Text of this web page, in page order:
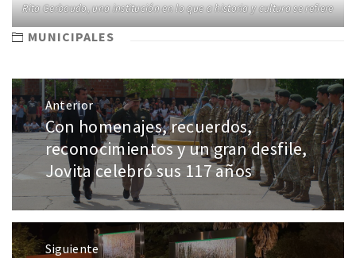
Rita Gerbaudo, una institución en lo que a historia y cultura se refiere
MUNICIPALES
Anterior
Con homenajes, recuerdos,
reconocimientos y un gran desfile,
Jovita celebró sus 117 años
Siguiente